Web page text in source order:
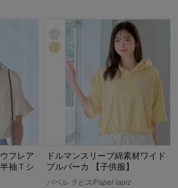
フレア
袖Ｔシ
ドルマンスリーブ綿素材ワイド
プルパーカ 【子供服】
パペル ラピス/Papel lapiz